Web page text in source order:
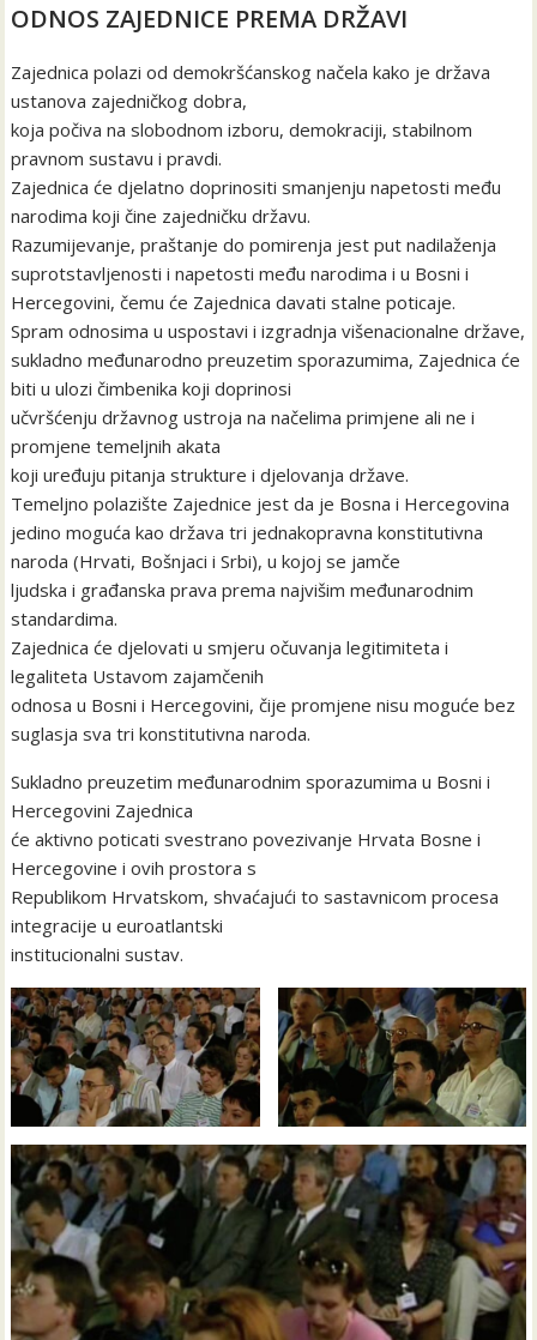
ODNOS ZAJEDNICE PREMA DRŽAVI
Zajednica polazi od demokršćanskog načela kako je država
ustanova zajedničkog dobra,
koja počiva na slobodnom izboru, demokraciji, stabilnom
pravnom sustavu i pravdi.
Zajednica će djelatno doprinositi smanjenju napetosti među
narodima koji čine zajedničku državu.
Razumijevanje, praštanje do pomirenja jest put nadilaženja
suprotstavljenosti i napetosti među narodima i u Bosni i
Hercegovini, čemu će Zajednica davati stalne poticaje.
Spram odnosima u uspostavi i izgradnja višenacionalne države,
sukladno međunarodno preuzetim sporazumima, Zajednica će
biti u ulozi čimbenika koji doprinosi
učvršćenju državnog ustroja na načelima primjene ali ne i
promjene temeljnih akata
koji uređuju pitanja strukture i djelovanja države.
Temeljno polazište Zajednice jest da je Bosna i Hercegovina
jedino moguća kao država tri jednakopravna konstitutivna
naroda (Hrvati, Bošnjaci i Srbi), u kojoj se jamče
ljudska i građanska prava prema najvišim međunarodnim
standardima.
Zajednica će djelovati u smjeru očuvanja legitimiteta i
legaliteta Ustavom zajamčenih
odnosa u Bosni i Hercegovini, čije promjene nisu moguće bez
suglasja sva tri konstitutivna naroda.
Sukladno preuzetim međunarodnim sporazumima u Bosni i
Hercegovini Zajednica
će aktivno poticati svestrano povezivanje Hrvata Bosne i
Hercegovine i ovih prostora s
Republikom Hrvatskom, shvaćajući to sastavnicom procesa
integracije u euroatlantski
institucionalni sustav.